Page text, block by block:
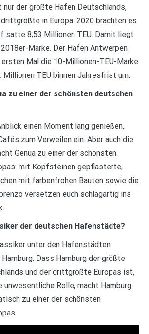
nur der größte Hafen Deutschlands,
drittgrößte in Europa. 2020 brachten es
satte 8,53 Millionen TEU. Damit liegt
Marke. Der Hafen Antwerpen
Mal die 10-Millionen-TEU-Marke
Millionen TEU binnen Jahresfrist um.
zu einer der schönsten deutschen
einen Moment lang genießen,
zum Verweilen ein. Aber auch die
Genua zu einer der schönsten
mit Kopfsteinen gepflasterte,
mit farbenfrohen Bauten sowie die
versetzen euch schlagartig ins
der deutschen Hafenstädte?
unter den Hafenstädten
Dass Hamburg der größte
und der drittgrößte Europas ist,
unwesentliche Rolle, macht Hamburg
zu einer der schönsten